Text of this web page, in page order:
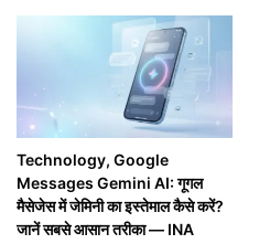
Technology, Google
Messages Gemini AI: गूगल
मैसेजेस में जेमिनी का इस्तेमाल कैसे करें?
जानें सबसे आसान तरीका — INA